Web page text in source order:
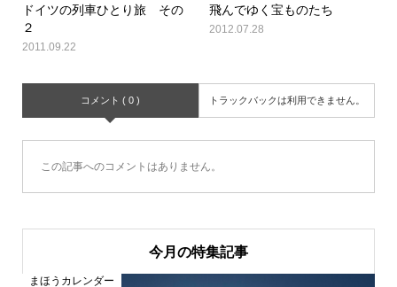
ドイツの列車ひとり旅 その
２
2011.09.22
飛んでゆく宝ものたち
2012.07.28
コメント ( 0 ) トラックバックは利用できません。
この記事へのコメントはありません。
今月の特集記事
まほうカレンダー